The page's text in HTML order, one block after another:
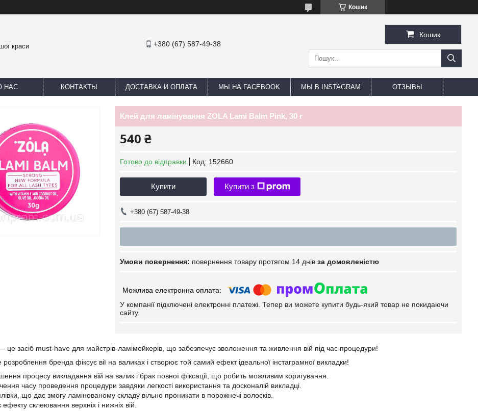
Кошик
краси +380 (67) 587-49-38
Кошик
НАС КОНТАКТЫ ДОСТАВКА И ОПЛАТА МЫ НА FACEBOOK МЫ В INSTAGRAM ОТЗЫВЫ
Клей для ламінування ZOLA Lami Balm Pink, 30 г
540 ₴
Готово до відправки Код: 152660
Купити Купити з
+380 (67) 587-49-38
повернення товару протягом 14 днів за домовленістю
У компанії підключені електронні платежі. Тепер ви можете купити будь-який товар не покидаючи
сайту.
це засіб must-have для майстрів-ламімейкерів, що забезпечує зволоження та живлення вій під час процедури!
розроблення бренда фіксує вії на валиках і створює той самий ефект ідеальної інстаграмної викладки!
процесу викладання вій на валик і брак повної фіксації, що робить можливим коригування.
часу проведення процедури завдяки легкості використання та досконалій викладці.
що дає змогу ламінованому складу вільно проникати в порожнечі волосків.
склеювання верхніх і нижніх вій.